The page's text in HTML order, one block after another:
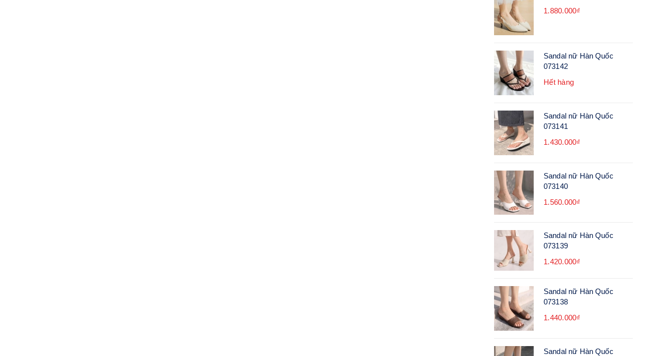
1.880.000₫
Sandal nữ Hàn Quốc
073142
Hết hàng
Sandal nữ Hàn Quốc
073141
1.430.000₫
Sandal nữ Hàn Quốc
073140
1.560.000₫
Sandal nữ Hàn Quốc
073139
1.420.000₫
Sandal nữ Hàn Quốc
073138
1.440.000₫
Sandal nữ Hàn Quốc